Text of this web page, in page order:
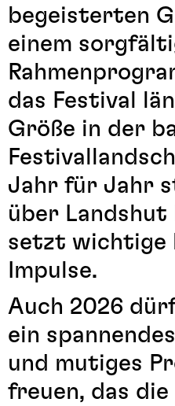
begeisterten
einem
das Festival
Größe in der
Jahr für Jahr
über Landshut
setzt wichtige
Impulse.
Auch 2026
ein
und mutiges
freuen, das die